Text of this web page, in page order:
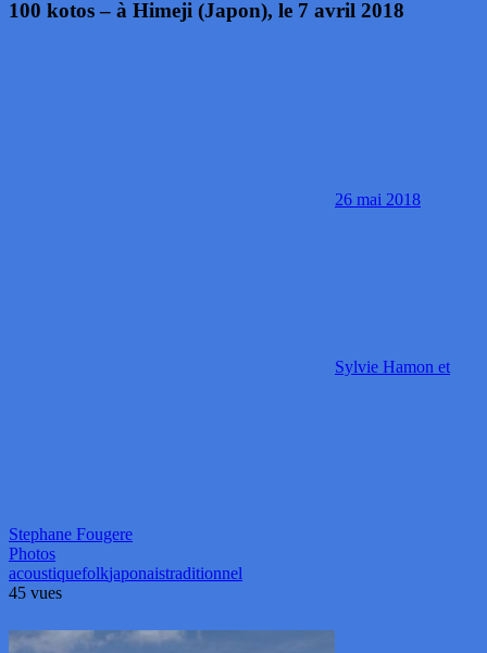
100 kotos – à Himeji (Japon), le 7 avril 2018
26 mai 2018
Sylvie Hamon et
Stephane Fougere
Photos
acoustiquefolkjaponaistraditionnel
45 vues